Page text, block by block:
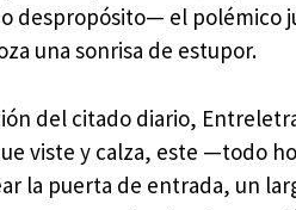
despropósito— el polémico
una sonrisa de estupor.
del citado diario,
viste y calza, este —todo
la puerta de entrada, un